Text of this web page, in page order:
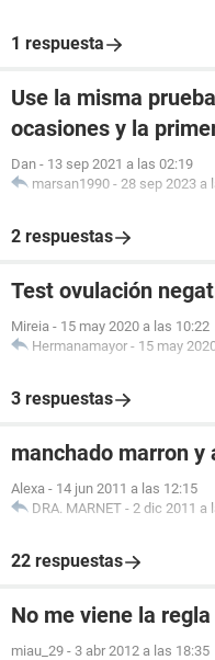
1 respuesta
Use la misma
ocasiones y la
Dan - 13 sep 2021 a las 02:19
marsan1990 - 28 sep 2023 a
2 respuestas
Test ovulación
Mireia - 15 may 2020 a las 10:22
Hermanamayor - 15 may
3 respuestas
manchado marron y
Alexa - 14 jun 2011 a las 12:15
DRA. MARNET - 2 dic 2011 a
22 respuestas
No me viene la
miau_29 - 3 abr 2012 a las 18:35